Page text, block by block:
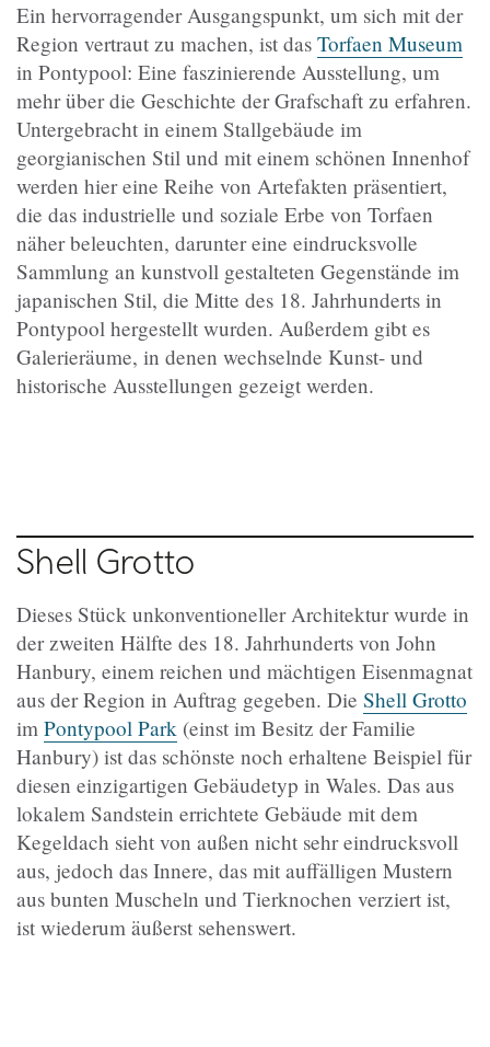
Ein hervorragender Ausgangspunkt, um sich mit der
Region vertraut zu machen, ist das Torfaen Museum
in Pontypool: Eine faszinierende Ausstellung, um
mehr über die Geschichte der Grafschaft zu erfahren.
Untergebracht in einem Stallgebäude im
georgianischen Stil und mit einem schönen Innenhof
werden hier eine Reihe von Artefakten präsentiert,
die das industrielle und soziale Erbe von Torfaen
näher beleuchten, darunter eine eindrucksvolle
Sammlung an kunstvoll gestalteten Gegenstände im
japanischen Stil, die Mitte des 18. Jahrhunderts in
Pontypool hergestellt wurden. Außerdem gibt es
Galerieräume, in denen wechselnde Kunst- und
historische Ausstellungen gezeigt werden.
Shell Grotto
Dieses Stück unkonventioneller Architektur wurde in
der zweiten Hälfte des 18. Jahrhunderts von John
Hanbury, einem reichen und mächtigen Eisenmagnat
aus der Region in Auftrag gegeben. Die Shell Grotto
im Pontypool Park (einst im Besitz der Familie
Hanbury) ist das schönste noch erhaltene Beispiel für
diesen einzigartigen Gebäudetyp in Wales. Das aus
lokalem Sandstein errichtete Gebäude mit dem
Kegeldach sieht von außen nicht sehr eindrucksvoll
aus, jedoch das Innere, das mit auffälligen Mustern
aus bunten Muscheln und Tierknochen verziert ist,
ist wiederum äußerst sehenswert.